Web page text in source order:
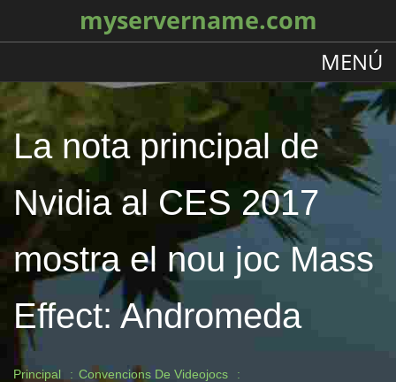
myservername.com
MENÚ
La nota principal de
Nvidia al CES 2017
mostra el nou joc Mass
Effect: Andromeda
Principal
Convencions De Videojocs